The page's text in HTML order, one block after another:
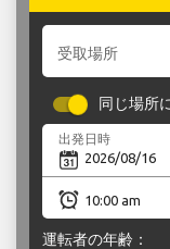
受取場所
同じ場所
出発日時
運転者の年齢：